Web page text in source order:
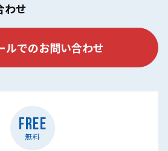
わせ
ルでのお問い合わせ
FREE
無料